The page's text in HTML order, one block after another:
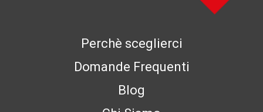
Perchè sceglierci
Domande Frequenti
Blog